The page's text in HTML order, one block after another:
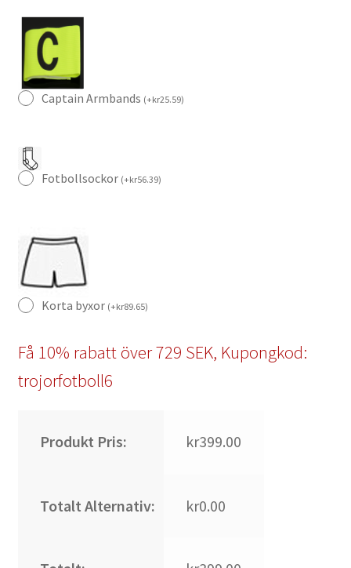
Fofana
19
mängd
Captain Armbands (+kr25.59)
Fotbollsockor (+kr56.39)
Korta byxor (+kr89.65)
Få 10% rabatt över 729 SEK, Kupongkod:
trojorfotboll6
Produkt Pris: kr399.00
Totalt Alternativ: kr0.00